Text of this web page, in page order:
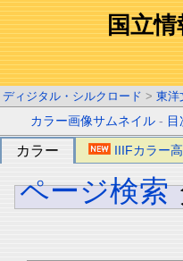
国立
ディジタル・シルクロード > 東洋
カラー画像サムネイル - 目
カラー IIIFカラー
ページ検索